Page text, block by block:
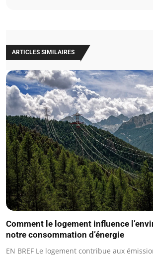
ARTICLES SIMILAIRES
Comment le logement influence
notre consommation d’énergie
EN BREF Le logement contribue aux